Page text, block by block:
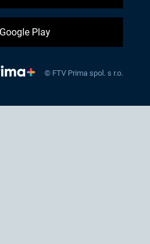
Google Play
© FTV Prima spol. s r.o.